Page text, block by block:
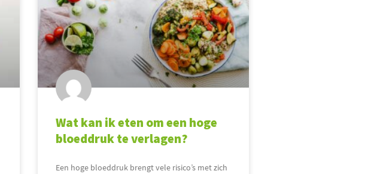
Wat kan ik eten om een hoge
bloeddruk te verlagen?
Een hoge bloeddruk brengt vele risico’s met zich